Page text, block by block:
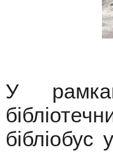
У
бібліобус